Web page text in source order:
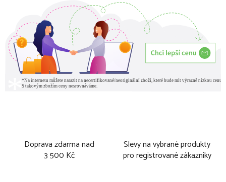
Doprava zdarma nad
3 500 Kč
Slevy na vybrané produkty
pro registrované zákazníky